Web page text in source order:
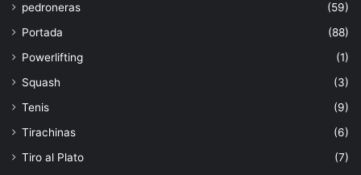
pedroneras
(59)
Portada
(88)
Powerlifting
(1)
Squash
(3)
Tenis
(9)
Tirachinas
(6)
Tiro al Plato
(7)